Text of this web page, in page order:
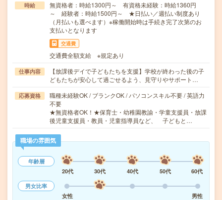
時給
無資格者：時給1300円～ 有資格未経験：時給1360円
～ 経験者：時給1500円～ ★日払い／週払い制度あり
（月払いも選べます）※稼働開始時は手続き完了次第のお
支払いとなります
交通費
交通費全額支給 ※規定あり
仕事内容
【放課後デイで子どもたちを支援】学校が終わった後の子
どもたちが安心して過ごせるよう、見守りやサポート…
応募資格
職種未経験OK / ブランクOK / パソコンスキル不要 / 英語力
不要
★無資格者OK！★保育士・幼稚園教諭・学童支援員・放課
後児童支援員・教員・児童指導員など、 子どもと…
職場の雰囲気
年齢層
20代
30代 40代 50代
60代
男女比率
女性
男性